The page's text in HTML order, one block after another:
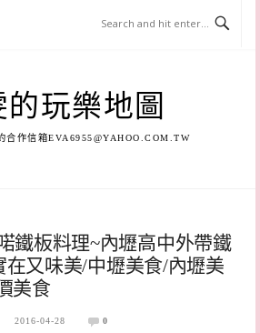
的玩樂地圖
合作信箱EVA6955@YAHOO.COM.TW
鐵板料理~內壢高中外帶鐵
在又味美/中壢美食/內壢美
美食
2016-04-28 0